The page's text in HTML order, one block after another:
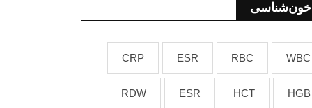
خون‌شناسی
WBC
RBC
ESR
CRP
HGB
HCT
ESR
RDW